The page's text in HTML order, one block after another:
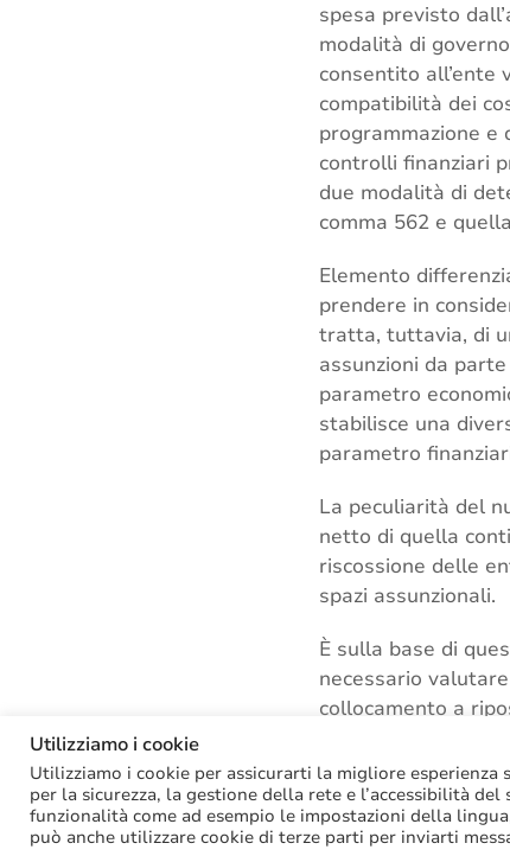
spesa previsto
modalità di
consentito
compatibilità dei
programmazione
controlli finanziari
due modalità di
comma 562 e
Elemento
prendere in
tratta, tuttavia, di
assunzioni da
parametro
stabilisce una
parametro
La peculiarità del
netto di quella
riscossione delle
spazi assunzionali.
È sulla base di
necessario
collocamento a
Tags: Assunzioni di
Utilizziamo i cookie
Utilizziamo i cookie per assicurarti la migliore
per la sicurezza, la gestione della rete e l’accessibilità
funzionalità come ad esempio le impostazioni della
può anche utilizzare cookie di terze parti per inviarti